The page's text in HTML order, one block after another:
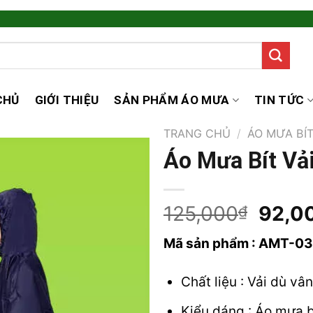
GIỚI THIỆU SẢN PHẨM ÁO MƯA TIN TỨC
TRANG CHỦ / ÁO MƯA
Áo Mưa Bít
125,000₫
price
was:
Mã sản phẩm : AMT-03
Chất liệu : Vải dù